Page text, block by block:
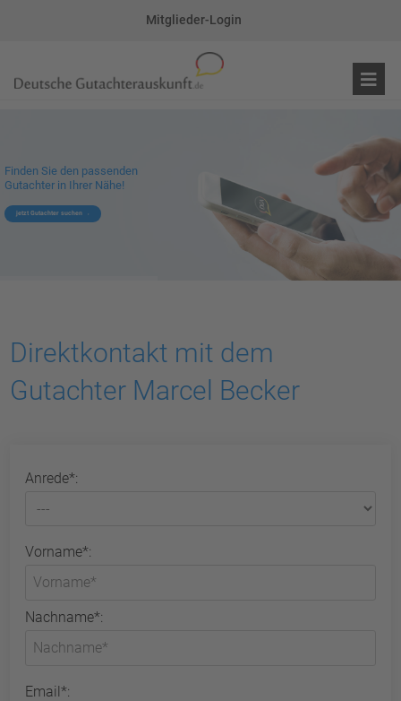
Mitglieder-Login
Finden Sie den passenden
Gutachter in Ihrer Nähe!
jetzt Gutachter suchen
Direktkontakt mit dem
Gutachter Marcel Becker
Anrede*:
Vorname*:
Nachname*:
Email*: